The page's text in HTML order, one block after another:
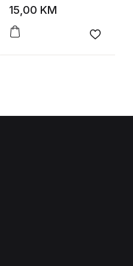
wishlist
15,00 KM
Add to